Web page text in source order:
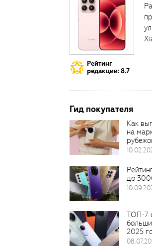
Рейтинг
редакции: 8.7
Гид покупателя
Как
на
до
ТОП-7
2025